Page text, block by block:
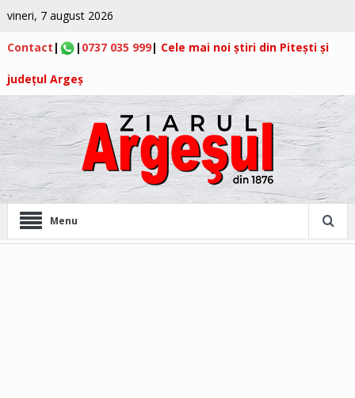
vineri, 7 august 2026
Contact | | 0737 035 999| Cele mai noi știri din Pitești și
județul Argeș
Menu